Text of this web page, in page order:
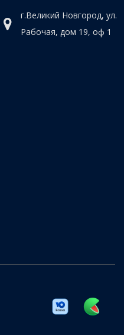
г.Великий Новгород, ул.
Рабочая, дом 19, оф 1